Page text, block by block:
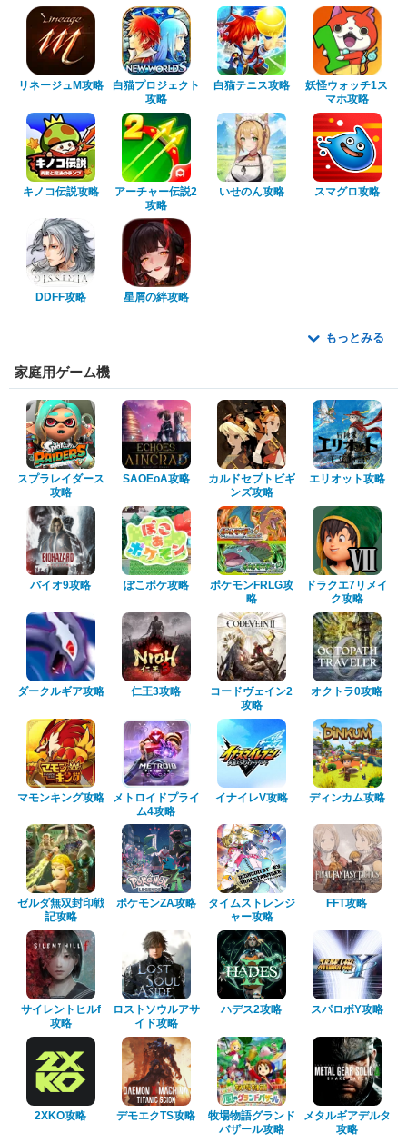
リネージュM攻略
白猫プロジェクト
攻略
白猫テニス攻略
妖怪ウォッチ1ス
マホ攻略
キノコ伝説攻略
アーチャー伝説2
攻略
いせのん攻略 スマグロ攻略
DDFF攻略 星屑の絆攻略
もっとみる
家庭用ゲーム機
スプラレイダース
攻略
SAOEoA攻略
カルドセプトビギ
ンズ攻略
エリオット攻略
バイオ9攻略 ぽこポケ攻略
ポケモンFRLG攻
略
ドラクエ7リメイ
ク攻略
ダークルギア攻略 仁王3攻略
コードヴェイン2
攻略
オクトラ0攻略
マモンキング攻略
メトロイドプライ
ム4攻略
イナイレV攻略 ディンカム攻略
ゼルダ無双封印戦
記攻略
ポケモンZA攻略
タイムストレンジ
ャー攻略
FFT攻略
サイレントヒルf
攻略
ロストソウルアサ
イド攻略
ハデス2攻略 スパロボY攻略
2XKO攻略 デモエクTS攻略
牧場物語グランド
バザール攻略
メタルギアデルタ
攻略